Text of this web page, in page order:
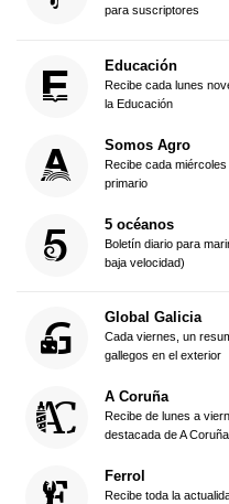
para suscriptores
Educación
Recibe cada lunes
la Educación
Somos Agro
Recibe cada
primario
5 océanos
Boletín diario para
baja velocidad)
Global Galicia
Cada viernes, un
gallegos en el exterior
A Coruña
Recibe de lunes a
destacada de A Coruña
Ferrol
Recibe toda la